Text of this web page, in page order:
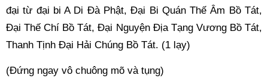
đại từ đại bi A Di Đà Phật, Đại Bi Quán Thế Âm Bồ Tát,
Đại Thế Chí Bồ Tát, Đại Nguyện Địa Tạng Vương Bồ Tát,
Thanh Tịnh Đại Hải Chúng Bồ Tát. (1 lạy)
(Đứng ngay vô chuông mõ và tụng)